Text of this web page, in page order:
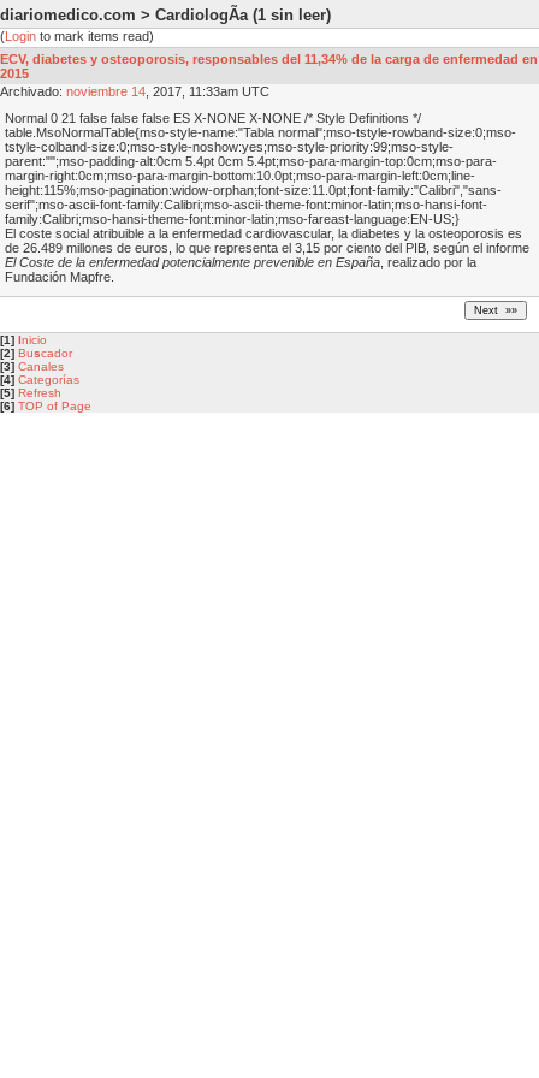
diariomedico.com > CardiologÃ­a (1 sin leer)
(Login to mark items read)
ECV, diabetes y osteoporosis, responsables del 11,34% de la carga de enfermedad en
2015
Archivado: noviembre 14 , 2017, 11:33am UTC
Normal 0 21 false false false ES X-NONE X-NONE /* Style Definitions */
table.MsoNormalTable{mso-style-name:"Tabla normal";mso-tstyle-rowband-size:0;mso-
tstyle-colband-size:0;mso-style-noshow:yes;mso-style-priority:99;mso-style-
parent:"";mso-padding-alt:0cm 5.4pt 0cm 5.4pt;mso-para-margin-top:0cm;mso-para-
margin-right:0cm;mso-para-margin-bottom:10.0pt;mso-para-margin-left:0cm;line-
height:115%;mso-pagination:widow-orphan;font-size:11.0pt;font-family:"Calibri","sans-
serif";mso-ascii-font-family:Calibri;mso-ascii-theme-font:minor-latin;mso-hansi-font-
family:Calibri;mso-hansi-theme-font:minor-latin;mso-fareast-language:EN-US;}
El coste social atribuible a la enfermedad cardiovascular, la diabetes y la osteoporosis es
de 26.489 millones de euros, lo que representa el 3,15 por ciento del PIB, según el informe
El Coste de la enfermedad potencialmente prevenible en España , realizado por la
Fundación Mapfre.
[1] Inicio
[2] Buscador
[3] Canales
[4] Categorías
[5] Refresh
[6] TOP of Page